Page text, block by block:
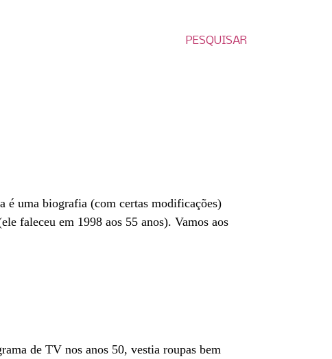
PESQUISAR
uma biografia (com certas modificações)
faleceu em 1998 aos 55 anos). Vamos aos
de TV nos anos 50, vestia roupas bem